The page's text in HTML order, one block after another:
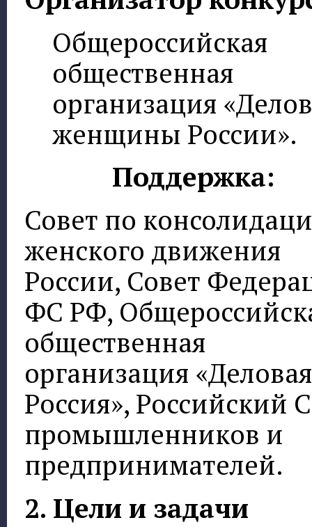
Общероссийская
общественная
организация
женщины России».
Поддержка:
Совет по
женского движения
России, Совет
ФС РФ,
общественная
организация «Деловая
Россия», Российский
промышленников и
предпринимателей.
2. Цели и задачи